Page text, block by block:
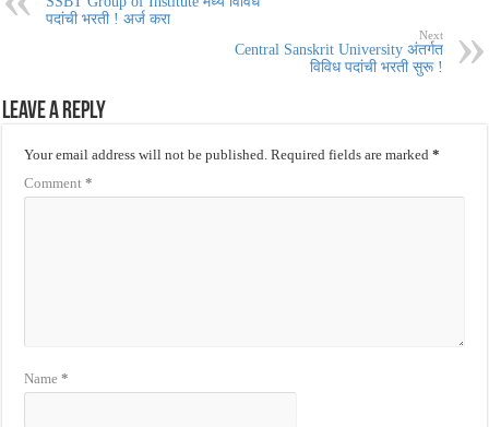
पदांची भरती ! अर्ज करा
Next
Central Sanskrit University अंतर्गत
विविध पदांची भरती सुरू !
Leave a Reply
Your email address will not be published. Required fields are marked*
Comment*
Name*